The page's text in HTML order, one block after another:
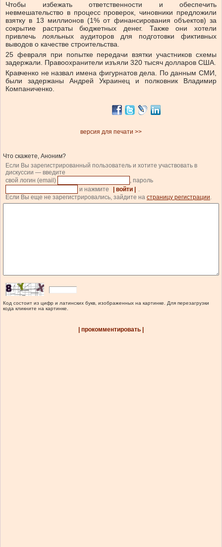
Чтобы избежать ответственности и обеспечить
невмешательство в процесс проверок, чиновники предложили
взятку в 13 миллионов (1% от финансирования объектов) за
сокрытие растраты бюджетных денег. Также они хотели
привлечь лояльных аудиторов для подготовки фиктивных
выводов о качестве строительства.
25 февраля при попытке передачи взятки участников схемы
задержали. Правоохранители изъяли 320 тысяч долларов США.
Кравченко не назвал имена фигурнатов дела. По данным СМИ,
были задержаны Андрей Украинец и полковник Владимир
Компаниченко.
версия для печати >>
Что скажете, Аноним?
Если Вы зарегистрированный пользователь и хотите участвовать в
дискуссии — введите
свой логин (email)
, пароль
и нажмите
| войти |
.
Если Вы еще не зарегистрировались, зайдите на страницу регистрации.
Код состоит из цифр и латинских букв, изображенных на картинке. Для перезагрузки
кода кликните на картинке.
| прокомментировать |